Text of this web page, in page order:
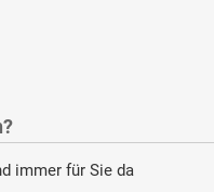
immer für Sie da